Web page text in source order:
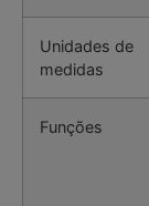
Unidades de
medidas
Funções